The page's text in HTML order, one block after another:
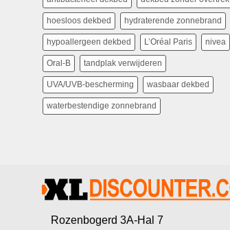
hoesloos dekbed hydraterende zonnebrand
hypoallergeen dekbed L’Oréal Paris nivea
Oral-B tandplak verwijderen
UVA/UVB-bescherming wasbaar dekbed
waterbestendige zonnebrand
Rozenbogerd 3A-Hal 7